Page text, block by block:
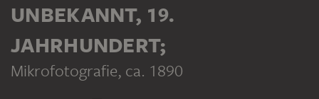
UNBEKANNT, 19.
JAHRHUNDERT;
Mikrofotografie, ca. 1890